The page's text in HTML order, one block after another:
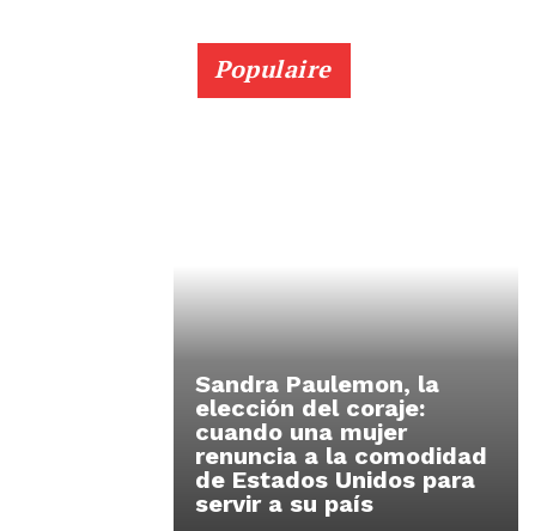
Populaire
Sandra Paulemon, la
elección del coraje:
cuando una mujer
renuncia a la comodidad
de Estados Unidos para
servir a su país